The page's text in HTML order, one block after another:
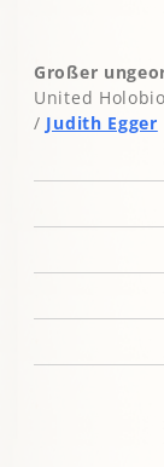
Großer
United
/ Judith Egger